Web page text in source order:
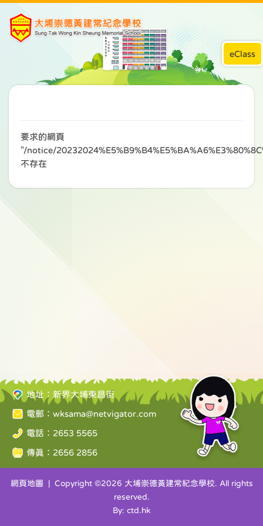
eClass
要求的網頁
"/notice/
不存在
地址：新界大埔東昌街
電郵： wksama@netvigator.com
電話：2653 5565
傳真：2656 2856
網頁地圖 | Copyright ©2026 大埔崇德黃建常紀念學校. All rights
reserved.
By: ctd.hk